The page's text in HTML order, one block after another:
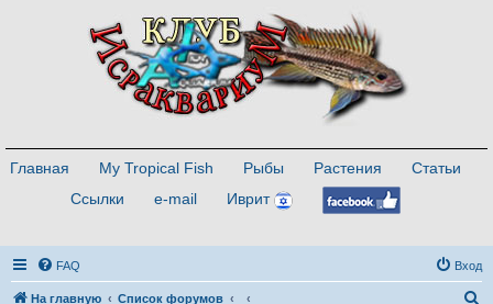
Главная My Tropical Fish Рыбы Растения
Статьи
Ссылки
e-mail Иврит
FAQ Вход
На главную Список форумов